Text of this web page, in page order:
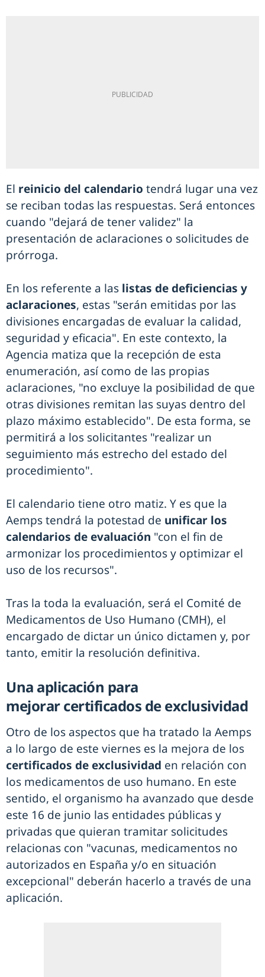
El reinicio del calendario tendrá lugar una vez
se reciban todas las respuestas. Será entonces
cuando "dejará de tener validez" la
presentación de aclaraciones o solicitudes de
prórroga.
En los referente a las listas de deficiencias y
aclaraciones, estas "serán emitidas por las
divisiones encargadas de evaluar la calidad,
seguridad y eficacia". En este contexto, la
Agencia matiza que la recepción de esta
enumeración, así como de las propias
aclaraciones, "no excluye la posibilidad de que
otras divisiones remitan las suyas dentro del
plazo máximo establecido". De esta forma, se
permitirá a los solicitantes "realizar un
seguimiento más estrecho del estado del
procedimiento".
El calendario tiene otro matiz. Y es que la
Aemps tendrá la potestad de unificar los
calendarios de evaluación "con el fin de
armonizar los procedimientos y optimizar el
uso de los recursos".
Tras la toda la evaluación, será el Comité de
Medicamentos de Uso Humano (CMH), el
encargado de dictar un único dictamen y, por
tanto, emitir la resolución definitiva.
Una aplicación para
mejorar certificados de exclusividad
Otro de los aspectos que ha tratado la Aemps
a lo largo de este viernes es la mejora de los
certificados de exclusividad en relación con
los medicamentos de uso humano. En este
sentido, el organismo ha avanzado que desde
este 16 de junio las entidades públicas y
privadas que quieran tramitar solicitudes
relacionas con "vacunas, medicamentos no
autorizados en España y/o en situación
excepcional" deberán hacerlo a través de una
aplicación.